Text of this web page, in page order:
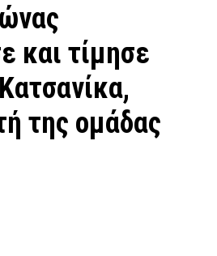
και τίμησε
της ομάδας